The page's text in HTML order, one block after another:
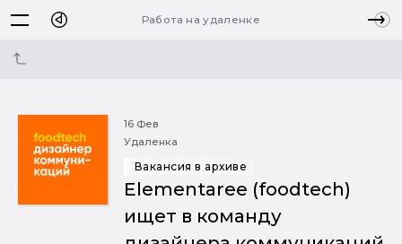
Работа на удаленке
16 Фев
Удаленка
Вакансия в архиве
Elementaree (foodtech)
ищет в команду